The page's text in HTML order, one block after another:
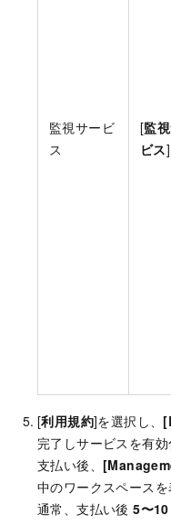
監視サービ
ス
[監
ビス]
[利用規約]を選択し、
完了しサービスを有効
支払い後、
中のワークスペース
通常、支払い後5〜